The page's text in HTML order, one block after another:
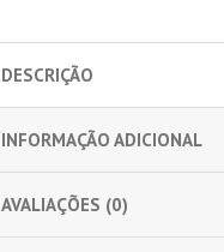
DESCRIÇÃO
INFORMAÇÃO ADICIONAL
AVALIAÇÕES (0)